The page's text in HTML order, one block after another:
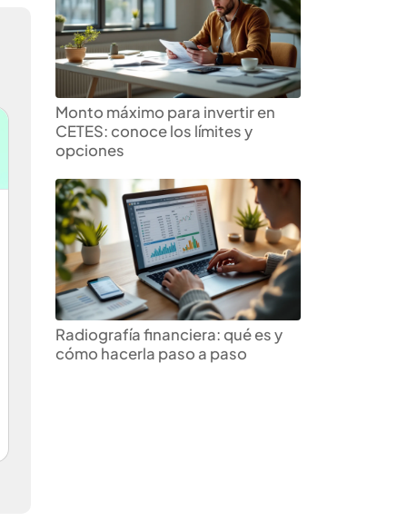
Monto máximo para invertir en
CETES: conoce los límites y
opciones
Radiografía financiera: qué es y
cómo hacerla paso a paso